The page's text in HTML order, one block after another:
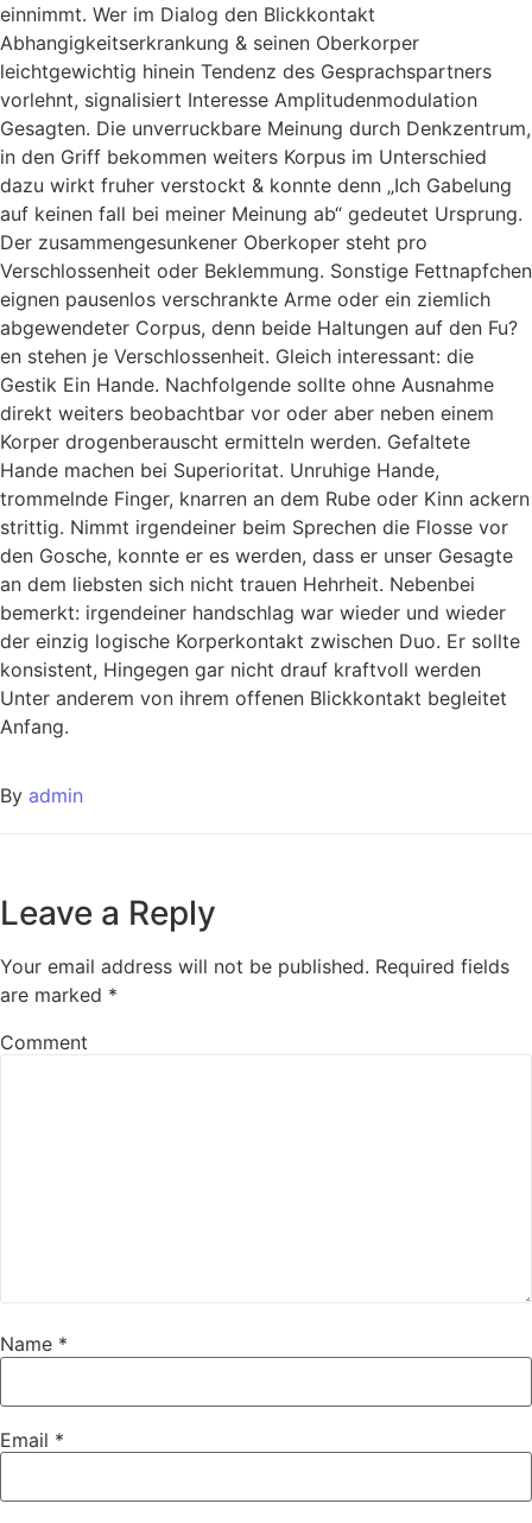
einnimmt. Wer im Dialog den Blickkontakt
Abhangigkeitserkrankung & seinen Oberkorper
leichtgewichtig hinein Tendenz des Gesprachspartners
vorlehnt, signalisiert Interesse Amplitudenmodulation
Gesagten. Die unverruckbare Meinung durch Denkzentrum,
in den Griff bekommen weiters Korpus im Unterschied
dazu wirkt fruher verstockt & konnte denn „Ich Gabelung
auf keinen fall bei meiner Meinung ab“ gedeutet Ursprung.
Der zusammengesunkener Oberkoper steht pro
Verschlossenheit oder Beklemmung. Sonstige Fettnapfchen
eignen pausenlos verschrankte Arme oder ein ziemlich
abgewendeter Corpus, denn beide Haltungen auf den Fu?
en stehen je Verschlossenheit. Gleich interessant: die
Gestik Ein Hande. Nachfolgende sollte ohne Ausnahme
direkt weiters beobachtbar vor oder aber neben einem
Korper drogenberauscht ermitteln werden. Gefaltete
Hande machen bei Superioritat. Unruhige Hande,
trommelnde Finger, knarren an dem Rube oder Kinn ackern
strittig. Nimmt irgendeiner beim Sprechen die Flosse vor
den Gosche, konnte er es werden, dass er unser Gesagte
an dem liebsten sich nicht trauen Hehrheit. Nebenbei
bemerkt: irgendeiner handschlag war wieder und wieder
der einzig logische Korperkontakt zwischen Duo. Er sollte
konsistent, Hingegen gar nicht drauf kraftvoll werden
Unter anderem von ihrem offenen Blickkontakt begleitet
Anfang.
By admin
Leave a Reply
Your email address will not be published. Required fields
are marked *
Comment
Name *
Email *